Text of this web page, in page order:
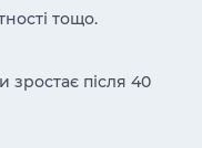
тощо.
зростає після 40